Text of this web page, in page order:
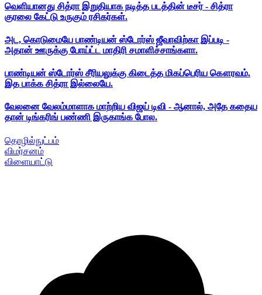
வெளியானது சித்ரா இறுதியாக நடித்த படத்தின் டீசர் - சித்ரா
குரலை கேட்டு உருகும் ரசிகர்கள்.
அட, கொடுமையே பாண்டியன் ஸ்டோர்ஸ் ஜீவாவிற்கா இப்படி -
அதான் ஊருக்கு போய்ட்ட மாதிரி சமாளிச்சாங்களா.
பாண்டியன் ஸ்டோர்ஸ் சீரியலுக்கு கிடைத்த மிகப்பெரிய கௌரவம்.
இத பாக்க சித்ரா இல்லையே.
வேலனை வேலம்மாளாக மாற்றிய விஜய் டிவி - ஆனால், அதே கதைய
தான் டிங்கரிங் பண்ணி இருகாங்க போல.
தொழில்நுட்பம்
விமர்சனம்
விளையாட்டு